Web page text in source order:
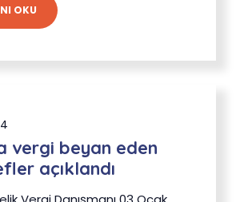
OKU
vergi beyan eden
açıklandı